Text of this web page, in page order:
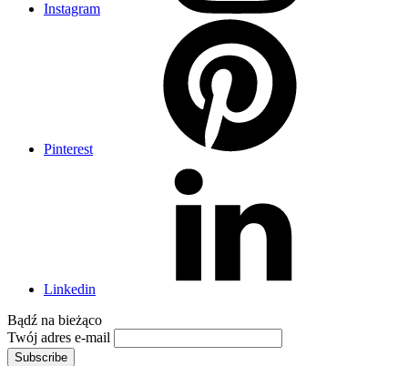
Instagram
Pinterest
Linkedin
Bądź na bieżąco
Twój adres e-mail
Subscribe